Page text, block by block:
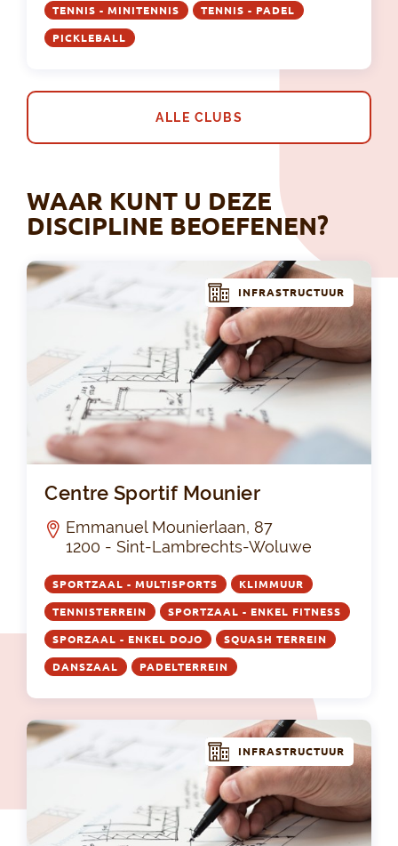
TENNIS - MINITENNIS TENNIS - PADEL
PICKLEBALL
ALLE CLUBS
WAAR KUNT U DEZE
DISCIPLINE BEOEFENEN?
INFRASTRUCTUUR
Centre Sportif Mounier
Emmanuel Mounierlaan, 87
1200 - Sint-Lambrechts-Woluwe
SPORTZAAL - MULTISPORTS KLIMMUUR
TENNISTERREIN SPORTZAAL - ENKEL FITNESS
SPORZAAL - ENKEL DOJO SQUASH TERREIN
DANSZAAL PADELTERREIN
INFRASTRUCTUUR